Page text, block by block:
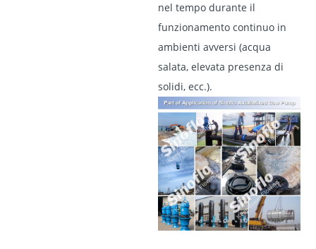
nel tempo durante il
funzionamento continuo in
ambienti avversi (acqua
salata, elevata presenza di
solidi, ecc.).